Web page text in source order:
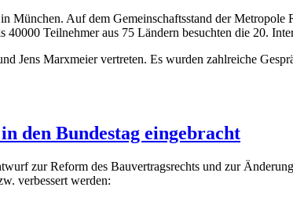
Auf dem Gemeinschaftsstand der Metropole
Teilnehmer aus 75 Ländern besuchten die 20.
Jens Marxmeier vertreten. Es wurden zahlreiche
den Bundestag eingebracht
zur Reform des Bauvertragsrechts und zur
verbessert werden: